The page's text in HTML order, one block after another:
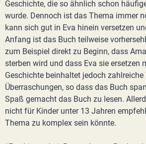
Geschichte, die so ähnlich schon
wurde. Dennoch ist das Thema immer
kann sich gut in Eva hinein versetzen
Anfang ist das Buch teilweise
zum Beispiel direkt zu Beginn, dass
sterben wird und dass Eva sie ersetzen
Geschichte beinhaltet jedoch zahlreiche
Überraschungen, so dass das Buch
Spaß gemacht das Buch zu lesen.
nicht für Kinder unter 13 Jahren
Thema zu komplex sein könnte.